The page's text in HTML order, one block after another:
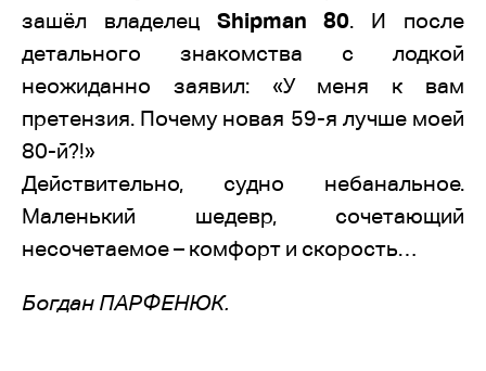
зашёл владелец Shipman 80. И после
детального знакомства с лодкой
неожиданно заявил: «У меня к вам
претензия. Почему новая 59-я лучше моей
80-й?!»
Действительно, судно небанальное.
Маленький шедевр, сочетающий
несочетаемое – комфорт и скорость…
Богдан ПАРФЕНЮК.